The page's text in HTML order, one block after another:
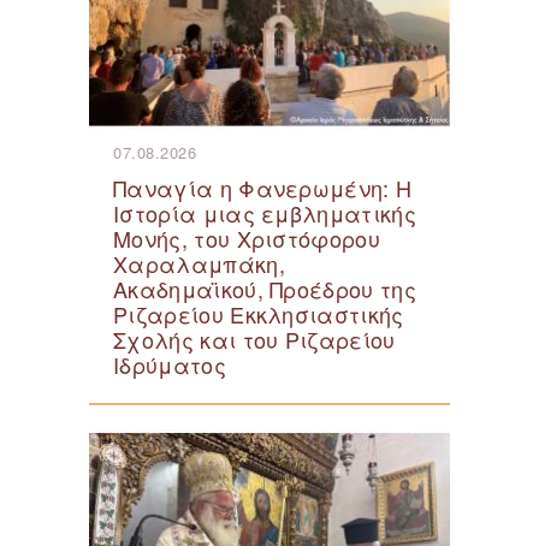
07.08.2026
Παναγία η Φανερωμένη: Η
Ιστορία μιας εμβληματικής
Μονής, του Χριστόφορου
Χαραλαμπάκη,
Ακαδημαϊκού, Προέδρου της
Ριζαρείου Εκκλησιαστικής
Σχολής και του Ριζαρείου
Ιδρύματος